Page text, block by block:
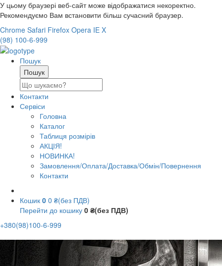
У цьому браузері веб-сайт може відображатися некоректно.
Рекомендуємо Вам встановити більш сучасний браузер.
Chrome Safari Firefox Opera IE X
(98) 100-6-999
Пошук
Контакти
Сервіси
Головна
Каталог
Таблиця розмірів
АКЦІЯ!
НОВИНКА!
Замовлення/Оплата/Доставка/Обмін/Повернення
Контакти
Кошик 0 0 ₴(без ПДВ)
Перейти до кошику 0 ₴(без ПДВ)
+380(98)100-6-999